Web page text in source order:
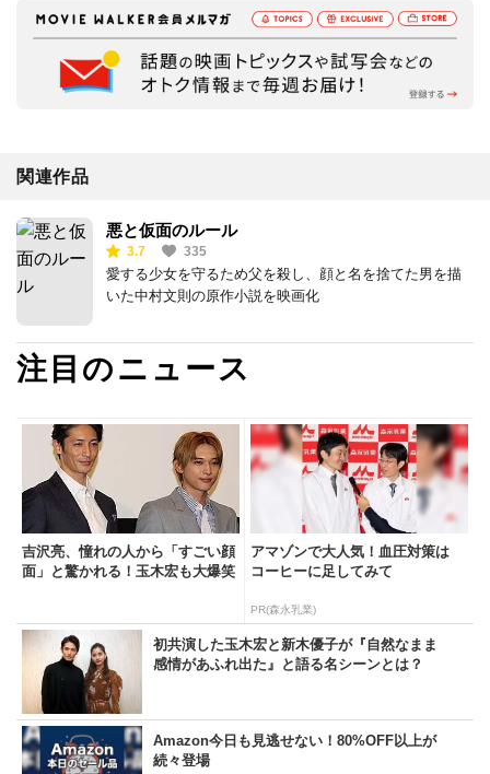
関連作品
悪と仮面のルール
3.7 335
愛する少女を守るため父を殺し、顔と名を捨てた男を描
いた中村文則の原作小説を映画化
注目のニュース
吉沢亮、憧れの人から「すごい顔
面」と驚かれる！玉木宏も大爆笑
アマゾンで大人気！血圧対策は
コーヒーに足してみて
PR(森永乳業)
初共演した玉木宏と新木優子が『自然なまま
感情があふれ出た』と語る名シーンとは？
Amazon今日も見逃せない！80%OFF以上が
続々登場